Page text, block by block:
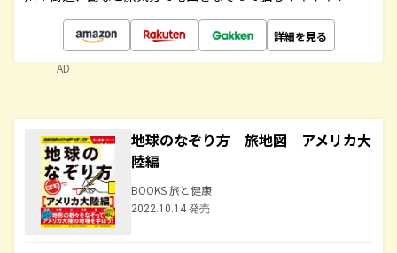
詳細を見る
AD
地球のなぞり方 旅地図 アメリカ大
陸編
BOOKS 旅と健康
2022.10.14 発売